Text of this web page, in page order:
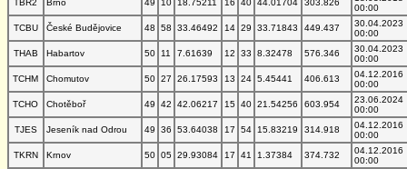
00:00
TCBU
České Budějovice 48 58 33.46492 14 29 33.71843 449.437
30.04.2023
00:00
THAB
Habartov 50 11 7.61639 12 33 8.32478 576.346
30.04.2023
00:00
TCHM
Chomutov 50 27 26.17593 13 24 5.45441 406.613
04.12.2016
00:00
TCHO
Chotěboř 49 42 42.06217 15 40 21.54256 603.954
23.06.2024
00:00
TJES
Jeseník nad Odrou 49 36 53.64038 17 54 15.83219 314.918
04.12.2016
00:00
TKRN
Krnov 50 05 29.93084 17 41 1.37384 374.732
04.12.2016
00:00